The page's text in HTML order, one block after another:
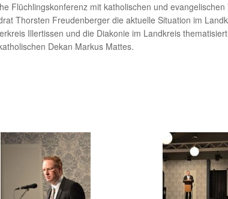
Flüchlingskonferenz mit katholischen und
Thorsten Freudenberger die aktuelle Situation im
Illertissen und die Diakonie im Landkreis
Dekan Markus Mattes.